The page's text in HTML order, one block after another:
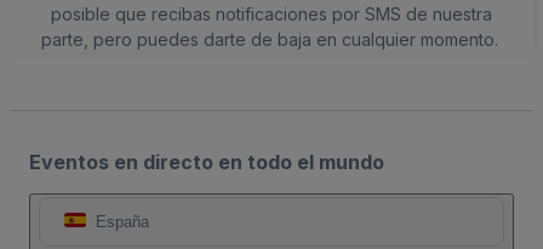
posible que recibas notificaciones por SMS de nuestra
parte, pero puedes darte de baja en cualquier momento.
Eventos en directo en todo el mundo
España